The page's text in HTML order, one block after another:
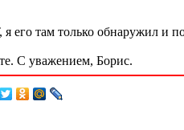
там только обнаружил и
С уважением, Борис.